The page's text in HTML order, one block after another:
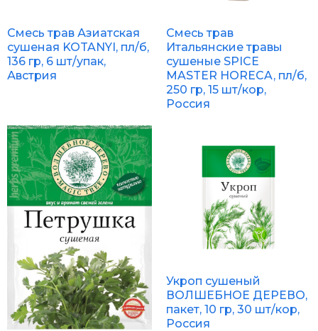
Смесь трав Азиатская
сушеная KOTANYI, пл/б,
136 гр, 6 шт/упак,
Австрия
Смесь трав
Итальянские травы
сушеные SPICE
MASTER HORECA, пл/б,
250 гр, 15 шт/кор,
Россия
Укроп сушеный
ВОЛШЕБНОЕ ДЕРЕВО,
пакет, 10 гр, 30 шт/кор,
Россия